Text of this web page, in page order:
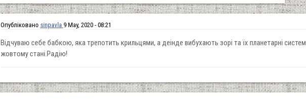
Опубліковано sinpavla 9 May, 2020 - 08:21
Відчуваю себе бабкою, яка трепотить крильцями, а деінде вибухають зорі та їх планетарні
жовтому стані.Радію!